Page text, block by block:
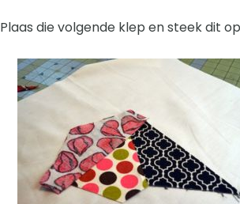
Plaas die volgende klep en steek dit